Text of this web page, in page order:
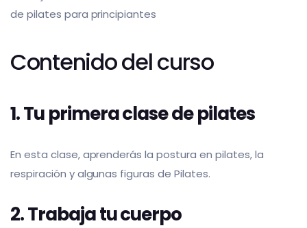
de pilates para principiantes
Contenido del curso
1. Tu primera clase de pilates
En esta clase, aprenderás la postura en pilates, la
respiración y algunas figuras de Pilates.
2. Trabaja tu cuerpo